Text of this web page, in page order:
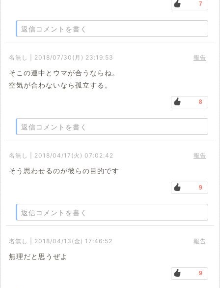
7
返信コメントを書く
名無し | 2018/07/30(月) 23:19:53 報告
そこの連中とウマが合うならね。
空気が合わないなら孤立する。
8
返信コメントを書く
名無し | 2018/04/17(火) 07:02:42 報告
そう思わせるのが彼らの目的です
9
返信コメントを書く
名無し | 2018/04/13(金) 17:46:52 報告
無理だと思うぜよ
9